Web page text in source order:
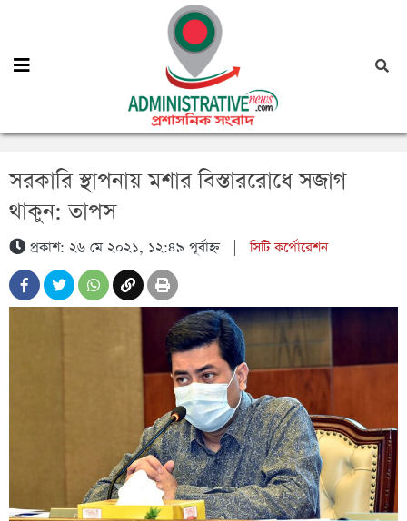
সরকারি স্থাপনায় মশার বিস্তাররোধে সজাগ
থাকুন: তাপস
প্রকাশ: ২৬ মে ২০২১, ১২:৪৯ পূর্বাহ্ন|সিটি কর্পোরেশন